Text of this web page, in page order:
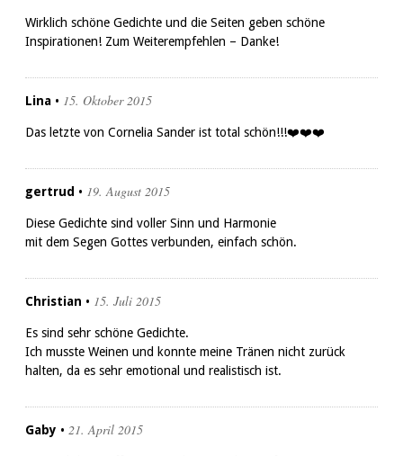
Wirklich schöne Gedichte und die Seiten geben schöne
Inspirationen! Zum Weiterempfehlen – Danke!
Lina • 15. Oktober 2015
Das letzte von Cornelia Sander ist total schön!!!❤️❤️❤️
gertrud • 19. August 2015
Diese Gedichte sind voller Sinn und Harmonie
mit dem Segen Gottes verbunden, einfach schön.
Christian • 15. Juli 2015
Es sind sehr schöne Gedichte.
Ich musste Weinen und konnte meine Tränen nicht zurück
halten, da es sehr emotional und realistisch ist.
Gaby • 21. April 2015